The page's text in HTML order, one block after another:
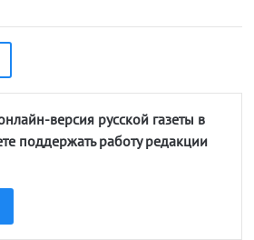
версия русской газеты в
поддержать работу редакции